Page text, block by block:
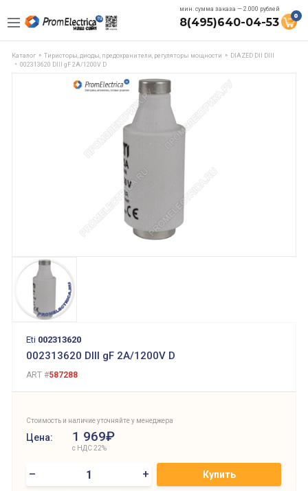
мин. сумма заказа — 2.000 рублей
8(495)640-04-53 0
Каталог Тиристоры, диоды, предохранители, регуляторы мощности
DIAZED DII DIII
002313620 DIII gF 2A/1200V D
Eti 002313620
002313620 DIII gF 2A/1200V D
ART #587288
Стоимость и наличие уточняйте у менеджера
Цена: 1 969₽
с НДС 22%
– + Купить